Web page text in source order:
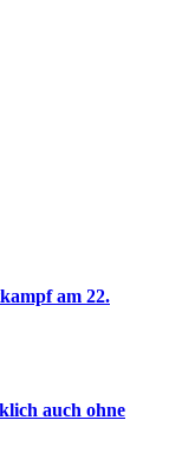
am 22.
auch ohne